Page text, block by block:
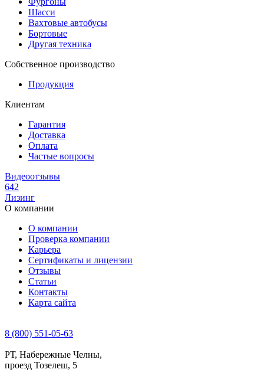
Шасси
Вахтовые автобусы
Бортовые
Другая техника
Собственное производство
Продукция
Клиентам
Гарантия
Доставка
Оплата
Частые вопросы
Видеоотзывы
642
Лизинг
О компании
О компании
Проверка компании
Карьера
Сертификаты и лицензии
Отзывы
Статьи
Контакты
Карта сайта
8 (800) 551-05-63
РТ, Набережные Челны,
проезд Тозелеш, 5